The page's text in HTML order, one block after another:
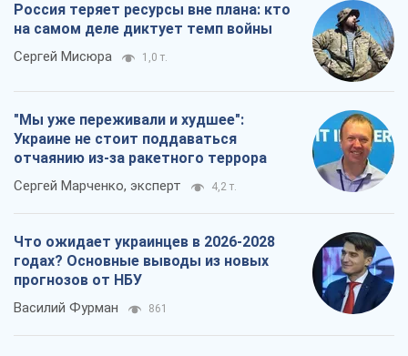
Россия теряет ресурсы вне плана: кто
на самом деле диктует темп войны
Сергей Мисюра 1,0 т.
"Мы уже переживали и худшее":
Украине не стоит поддаваться
отчаянию из-за ракетного террора
Сергей Марченко, эксперт 4,2 т.
Что ожидает украинцев в 2026-2028
годах? Основные выводы из новых
прогнозов от НБУ
Василий Фурман 861